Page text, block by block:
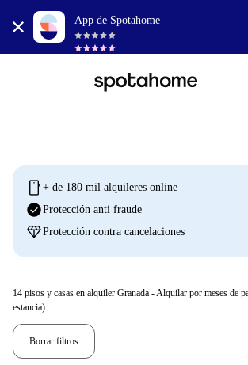
App de Spotahome
mobile + de 180 mil alquileres online
check_circleProtección anti fraude
diamondProtección contra cancelaciones
14 pisos y casas en alquiler Granada - Alquilar por meses de
estancia)
Borrar filtros